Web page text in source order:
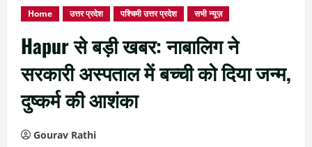
Home उत्तर प्रदेश पश्चिमी उत्तर प्रदेश सभी न्यूज़
Hapur से बड़ी खबर: नाबालिग ने
सरकारी अस्पताल में बच्ची को दिया जन्म,
दुष्कर्म की आशंका
Gourav Rathi